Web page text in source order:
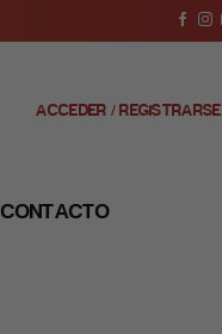
ACCEDER / REGISTRARSE
CONTACTO